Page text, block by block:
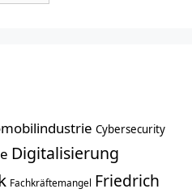
Cybersecurity
Digitalisierung
Fachkräftemangel Friedrich